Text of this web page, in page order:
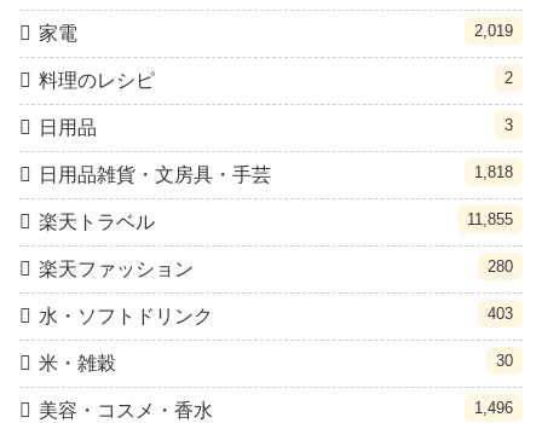
家電 2,019
料理のレシピ 2
日用品 3
日用品雑貨・文房具・手芸 1,818
楽天トラベル 11,855
楽天ファッション 280
水・ソフトドリンク 403
米・雑穀 30
美容・コスメ・香水 1,496